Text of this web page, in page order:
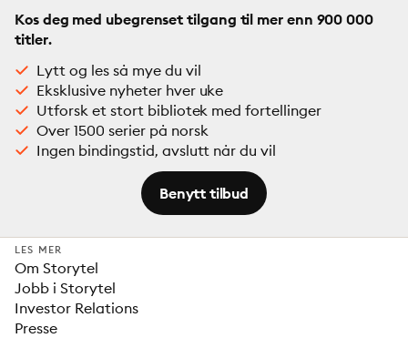
Kos deg med ubegrenset tilgang til mer enn 900 000
titler.
Lytt og les så mye du vil
Eksklusive nyheter hver uke
Utforsk et stort bibliotek med fortellinger
Over 1500 serier på norsk
Ingen bindingstid, avslutt når du vil
Benytt tilbud
LES MER
Om Storytel
Jobb i Storytel
Investor Relations
Presse